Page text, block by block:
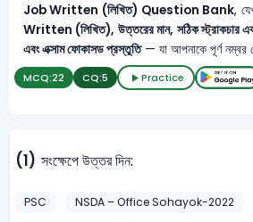
Job Written (লিখিত) Question Bank,
Written (লিখিত), উত্তরের মান, সঠিক স্ট্রাকচার
এবং এক্সাম ফোকাসড প্রস্তুতি— যা আপনাকে পূর্ণ নম্বর
MCQ:22 CQ:5 Practice
(1) সংক্ষেপে উত্তর দিন:
PSC NSDA – Office Sohayok-2022